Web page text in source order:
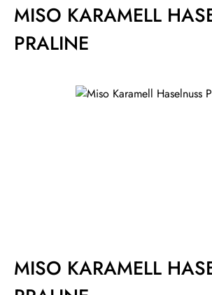
MISO KARAMELL
PRALINE
Bildergalerie überspringen
MISO KARAMELL